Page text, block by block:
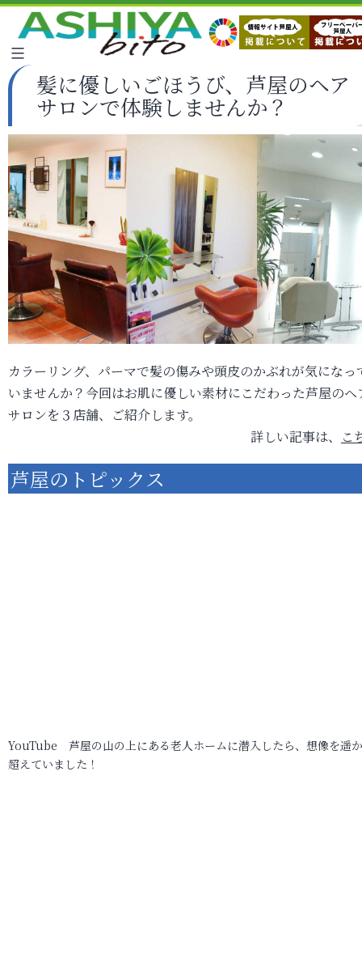
髪に優しいごほうび、芦屋のヘア
サロンで体験しませんか？
カラーリング、パーマで髪の傷みや頭皮のかぶれが気になっ
いませんか？今回はお肌に優しい素材にこだわった芦屋のヘ
サロンを３店舗、ご紹介します。
詳しい記事は、
こ
芦屋のトピックス
YouTube 芦屋の山の上にある老人ホームに潜入したら、想像を遥
超えていました！